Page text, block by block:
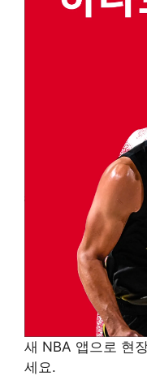
새 NBA 앱으로 현
세요.